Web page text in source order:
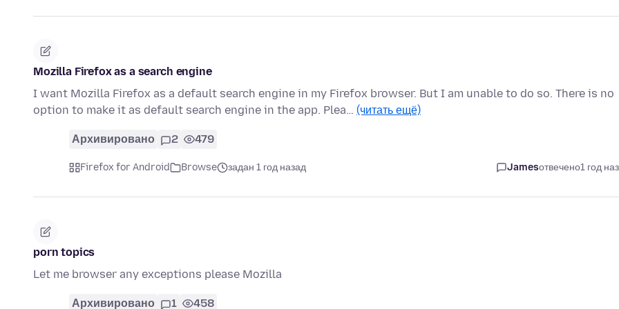
Mozilla Firefox as a search engine
I want Mozilla Firefox as a default search engine in my Firefox browser. But I am unable to do so. There is no
option to make it as default search engine in the app. Plea… (читать ещё)
Архивировано 2 479
Firefox for Android Browse задан 1 год назад Jamesотвечено1 год
porn topics
Let me browser any exceptions please Mozilla
Архивировано 1 458